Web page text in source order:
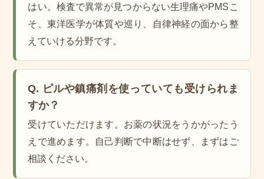
はい。検査で異常が見つからない生理痛やPMSこ
そ、東洋医学が体質や巡り、自律神経の面から整
えていける分野です。
Q. ピルや鎮痛剤を使っていても受けられま
すか？
受けていただけます。お薬の状況をうかがったう
えで進めます。自己判断で中断はせず、まずはご
相談ください。